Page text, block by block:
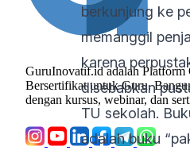
berkunjung ke
memanggil
karena
disebabkan
TU sekolah.
adalah buku
GuruInovatif.id adalah Platform
Bersertifikat untuk Guru.
dengan kursus, webinar, dan